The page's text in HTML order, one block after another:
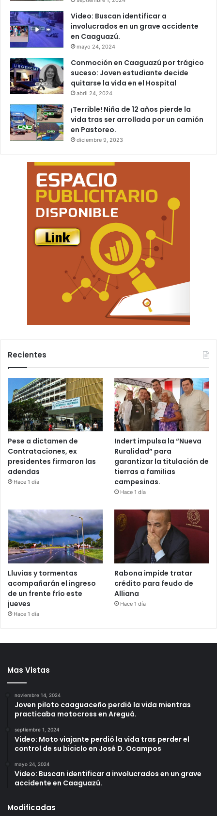
Video: Buscan identificar a
involucrados en un grave accidente
en Caaguazú.
mayo 24, 2024
Conmoción en Caaguazú por trágico
suceso: Joven estudiante decide
quitarse la vida en el Hospital
abril 24, 2024
¡Terrible! Niña de 12 años pierde la
vida tras ser arrollada por un camión
en Pastoreo.
diciembre 9, 2023
Recientes
Pese a dictamen de
Contrataciones, ex
presidentes firmaron las
adendas
Hace 1 día
Indert impulsa la “Nueva
Ruralidad” para
garantizar la titulación de
tierras a familias
campesinas.
Hace 1 día
Lluvias y tormentas
acompañarán el ingreso
de un frente frío este
jueves
Hace 1 día
Rabona impide tratar
crédito para feudo de
Alliana
Hace 1 día
Mas Vistas
noviembre 14, 2024
Joven piloto caaguaceño perdió la vida mientras
practicaba motocross en Areguá.
septiembre 1, 2024
Video: Moto viajante perdió la vida tras perder el
control de su biciclo en José D. Ocampos
mayo 24, 2024
Video: Buscan identificar a involucrados en un grave
accidente en Caaguazú.
Modificadas